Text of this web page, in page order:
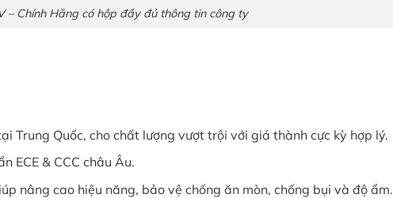
– Chính Hãng có hộp đầy đủ thông tin công ty
Trung Quốc, cho chất lượng vượt trội với giá thành cực kỳ hợp lý.
ECE & CCC châu Âu.
nâng cao hiệu năng, bảo vệ chống ăn mòn, chống bụi và độ ẩm.